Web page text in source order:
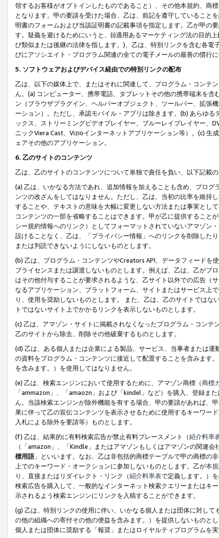
領するお客様がオプトインしたものであること）、その他本規約、商
となります。甲の要請を受けた場合、乙は、前記を遵守していること
明書のフォームおよび当該証明書の記載事項を指定します。乙が甲の
す。疑義を避けるためにいうと、(i)適用あるマーケティング法の目的
び類似または後継の法律を指します。)、乙は、特別リンクを含む各
びにアソシエイト・プログラム関連の全ての電子メールの最善の慣行
5. ソフトウェアおよびデバイス経由での特別リンクの配布
乙は、以下の媒体上で、またはそれに関連して、プログラム・コンテ
ん。(a) コンピューター、携帯電話、タブレットその他の携帯端末を
ン（ブラウザプラグイン、ヘルパーオブジェクト、ツールバー、拡張
ーション）。ただし、承認モバイル・アプリは除きます。(b) あらゆ
ックス、ストリーミングビデオプレイヤー、ブルーレイプレイヤー、
ニックViera Cast、Vizioインターネットアプリケーション等）。(c)
ェアその他のアプリケーション。
6. 乙のサイトのコンテンツ
乙は、乙のサイトのコンテンツについて単独で責任を負い、以下記載
(a) 乙は、いかなる方法であれ、追加情報を加えることも含め、プロ
ンツの改ざんをしてはなりません。ただし、乙は、当初の比率を維持
することや、テキストの意味を大幅に変更しない方法または事実とし
コンテンツの一部を省略することはできます。甲が乙に提供すること
シー規約情報へのリンク）としてフォーマットされていないアマゾン
設けることなく、乙は、「プライバシー情報」へのリンクを削除した
または判読できないようにしないものとします。
(b) 乙は、プログラム・コンテンツやCreators API、データフィード
ブライセンスまたは譲渡しないものとします。例えば、乙は、乙がプ
はその他付与することが要求されるような、乙サイト以外での広告（
なるアプリケーション、プラットフォーム、サイトまたはサービス上
り、使用を奨励しないものとします。 また、乙は、乙のサイトでは
トではないサイト上でかかるリンクを表示しないものとします。
(c) 乙は、アマゾン・サイトに掲載されなくなったプログラム・コン
乙のサイトから除去、削除その他破棄するものとします。
(d) 乙は、ある個人または企業による製品、サービス、当事者または
の資料をプログラム・コンテンツに接近して配置することを含みます
を含みます。）を使用してはなりません。
(e) 乙は、検索エンジンにおいて使用するために、アマゾン商標（商標
「ammazon」、「amaozn」および「kindel」など）を購入、登録ま
ん。当該検索エンジンが除外機能を有する場合、甲の要請があれば、
果に伴って乙の宣伝コンテンツを表示させるために使用するキーワー
入札による除外を要請等）ものとします。
(f) 乙は、結果的に有料検索広告が禁止有料プレースメント（紹介料率
（「amazon」、「Kindle」またはアマゾンもしくはアマゾンの関連
標用語」といいます。なお、乙は非包括的商標テーブルで甲の商標の
上でのキーワード・オークションに参加しないものとします。乙が本
り、直接またはリダイレクト・リンク（紹介料率表で定義します。）
検索広告を購入して、一般的なインターネット検索クエリーまたはキ
示されるよう検索エンジンにリンクを入稿することができます。
(g) 乙は、特別リンクの使用に伴い、いかなる個人または団体に対し
の他の組織への寄付その他の便益を含みます。）を提供しないものと
個人または団体に奨励する「報奨」またはロイヤルティプログラムを